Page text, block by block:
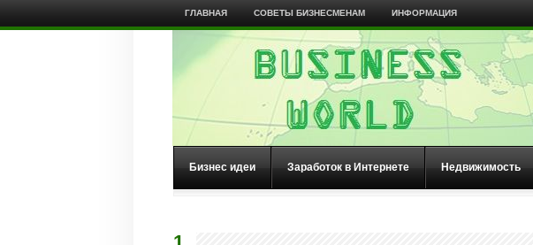
ГЛАВНАЯ СОВЕТЫ БИЗНЕСМЕНАМ ИНФОРМАЦИЯ
Бизнес идеи Заработок в Интернете Недвижимость